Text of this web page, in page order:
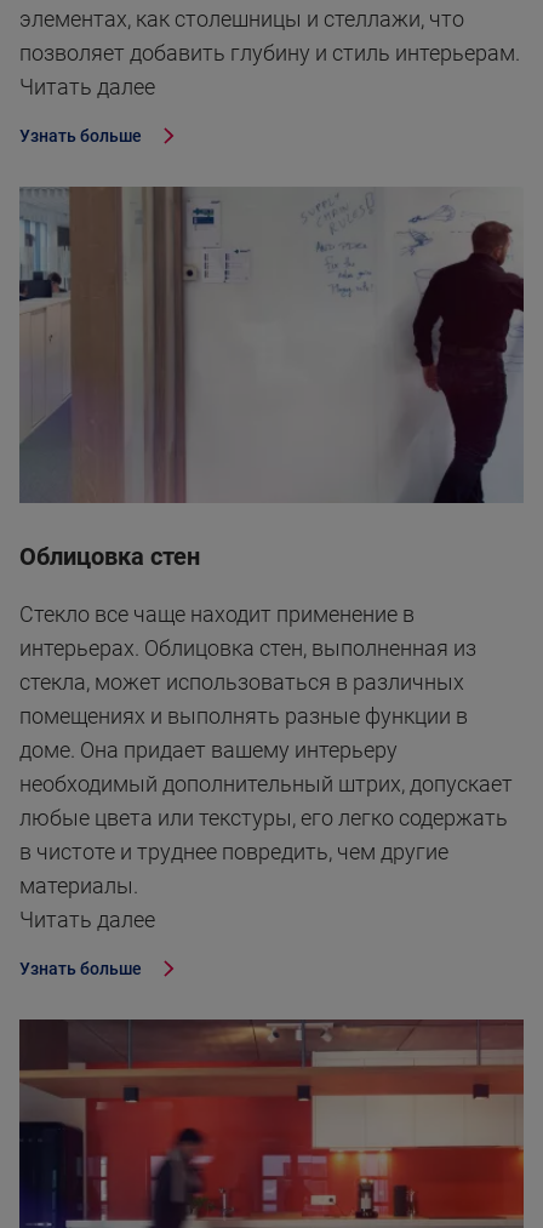
элементах, как столешницы и стеллажи, что
позволяет добавить глубину и стиль интерьерам.
Читать далее
Узнать больше
Облицовка стен
Стекло все чаще находит применение в
интерьерах. Облицовка стен, выполненная из
стекла, может использоваться в различных
помещениях и выполнять разные функции в
доме. Она придает вашему интерьеру
необходимый дополнительный штрих, допускает
любые цвета или текстуры, его легко содержать
в чистоте и труднее повредить, чем другие
материалы.
Читать далее
Узнать больше